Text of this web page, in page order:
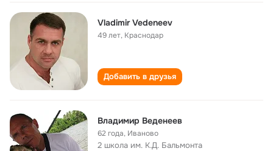
Vladimir Vedeneev
49 лет, Краснодар
Добавить в друзья
Владимир Веденеев
62 года, Иваново
2 школа им. К.Д. Бальмонта